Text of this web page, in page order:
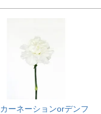
ーネーションorデンフ